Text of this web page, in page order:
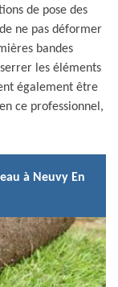
de pose des
ne pas déformer
bandes
les éléments
également être
ce professionnel,
à Neuvy En